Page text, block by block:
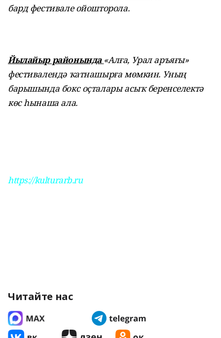
бард фестивале ойошторола.
Йылайыр районында «Алға, Урал аръяғы»
фестивалендә ҡатнашырға мөмкин. Уның
барышында бокс оҫталары асыҡ беренселектә
көс һынаша ала.
https://kulturarb.ru
Читайте нас